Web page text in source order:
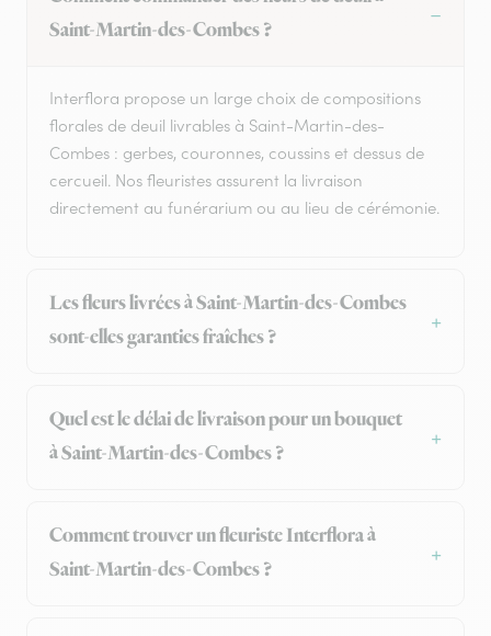
Saint-Martin-des-Combes ?
Interflora propose un large choix de compositions
florales de deuil livrables à Saint-Martin-des-
Combes : gerbes, couronnes, coussins et dessus de
cercueil. Nos fleuristes assurent la livraison
directement au funérarium ou au lieu de cérémonie.
Les fleurs livrées à Saint-Martin-des-Combes
sont-elles garanties fraîches ?
Quel est le délai de livraison pour un bouquet
à Saint-Martin-des-Combes ?
Comment trouver un fleuriste Interflora à
Saint-Martin-des-Combes ?